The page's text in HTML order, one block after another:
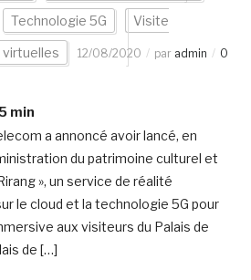
Technologie 5G Visite
12/08/2020 par admin
0
5 min
a annoncé avoir lancé, en
du patrimoine culturel et
», un service de réalité
le cloud et la technologie 5G pour
aux visiteurs du Palais de
de […]